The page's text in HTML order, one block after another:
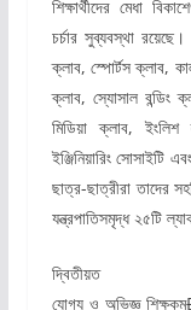
শিক্ষার্থীদের মেধা
চর্চার সুব্যবস্থা
ক্লাব, স্পোর্টস ক্লাব,
ক্লাব, স্যোসাল বন্ডিং
মিডিয়া ক্লাব,
ইঞ্জিনিয়ারিং সোসাইটি
ছাত্র-ছাত্রীরা তাদের
যন্ত্রপাতিসমৃদ্ধ ২৫টি
দ্বিতীয়ত
যোগ্য ও অভিজ্ঞ